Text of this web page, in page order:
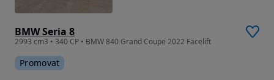
BMW Seria 8
2993 cm3 • 340 CP • BMW 840 Grand Coupe 2022 Facelift
Promovat